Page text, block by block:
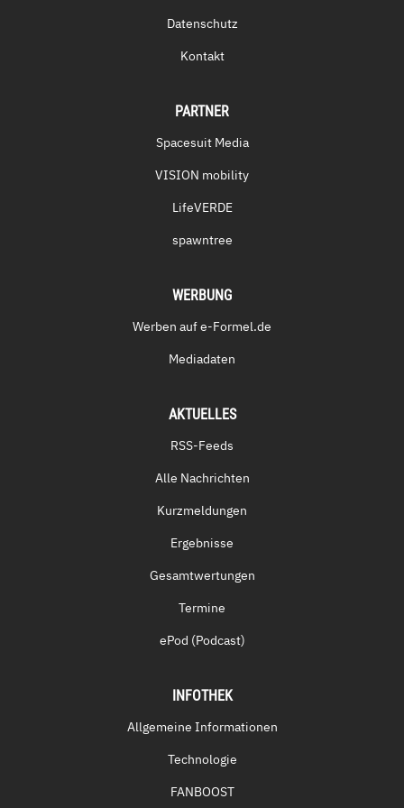
Datenschutz
Kontakt
PARTNER
Spacesuit Media
VISION mobility
LifeVERDE
spawntree
WERBUNG
Werben auf e-Formel.de
Mediadaten
AKTUELLES
RSS-Feeds
Alle Nachrichten
Kurzmeldungen
Ergebnisse
Gesamtwertungen
Termine
ePod (Podcast)
INFOTHEK
Allgemeine Informationen
Technologie
FANBOOST